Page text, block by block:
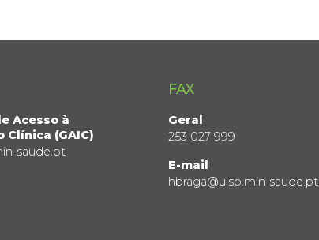
Acesso à
Clínica (GAIC)
saude.pt
FAX
Geral
253 027 999
E-mail
hbraga@ulsb.min-saude.pt